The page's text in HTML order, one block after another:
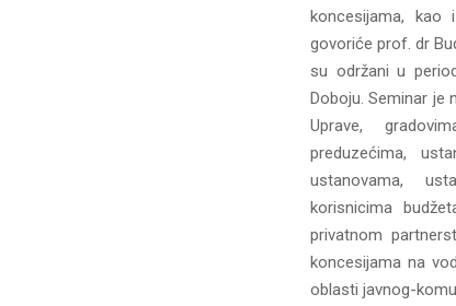
koncesijama, kao
govoriće prof. dr
su održani u
Doboju. Seminar je
Uprave,
preduzećima,
ustanovama,
korisnicima
privatnom
koncesijama na
oblasti javnog-